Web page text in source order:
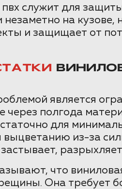
пвх служит для
незаметно на
и защищает от
является
через полгода
для
из-за
что
Она требует